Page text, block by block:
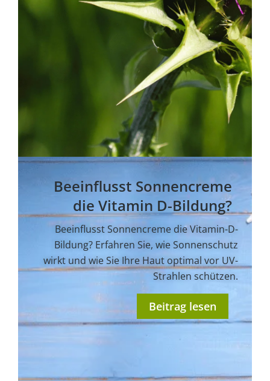
Beeinflusst Sonnencreme
die Vitamin D-Bildung?
Beeinflusst Sonnencreme die Vitamin-D-
Bildung? Erfahren Sie, wie Sonnenschutz
wirkt und wie Sie Ihre Haut optimal vor UV-
Strahlen schützen.
Beitrag lesen